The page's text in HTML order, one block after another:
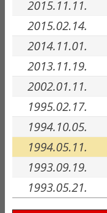
2015.11.11.
2015.02.14.
2014.11.01.
2013.11.19.
2002.01.11.
1995.02.17.
1994.10.05.
1994.05.11.
1993.09.19.
1993.05.21.